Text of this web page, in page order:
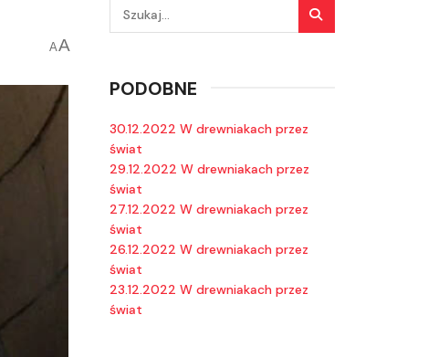
AA
PODOBNE
30.12.2022 W drewniakach przez
świat
29.12.2022 W drewniakach przez
świat
27.12.2022 W drewniakach przez
świat
26.12.2022 W drewniakach przez
świat
23.12.2022 W drewniakach przez
świat